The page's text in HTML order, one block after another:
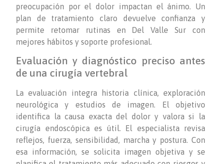
preocupación por el dolor impactan el ánimo. Un
plan de tratamiento claro devuelve confianza y
permite retomar rutinas en Del Valle Sur con
mejores hábitos y soporte profesional.
Evaluación y diagnóstico preciso antes
de una cirugía vertebral
La evaluación integra historia clínica, exploración
neurológica y estudios de imagen. El objetivo
identifica la causa exacta del dolor y valora si la
cirugía endoscópica es útil. El especialista revisa
reflejos, fuerza, sensibilidad, marcha y postura. Con
esa información, se solicita imagen objetiva y se